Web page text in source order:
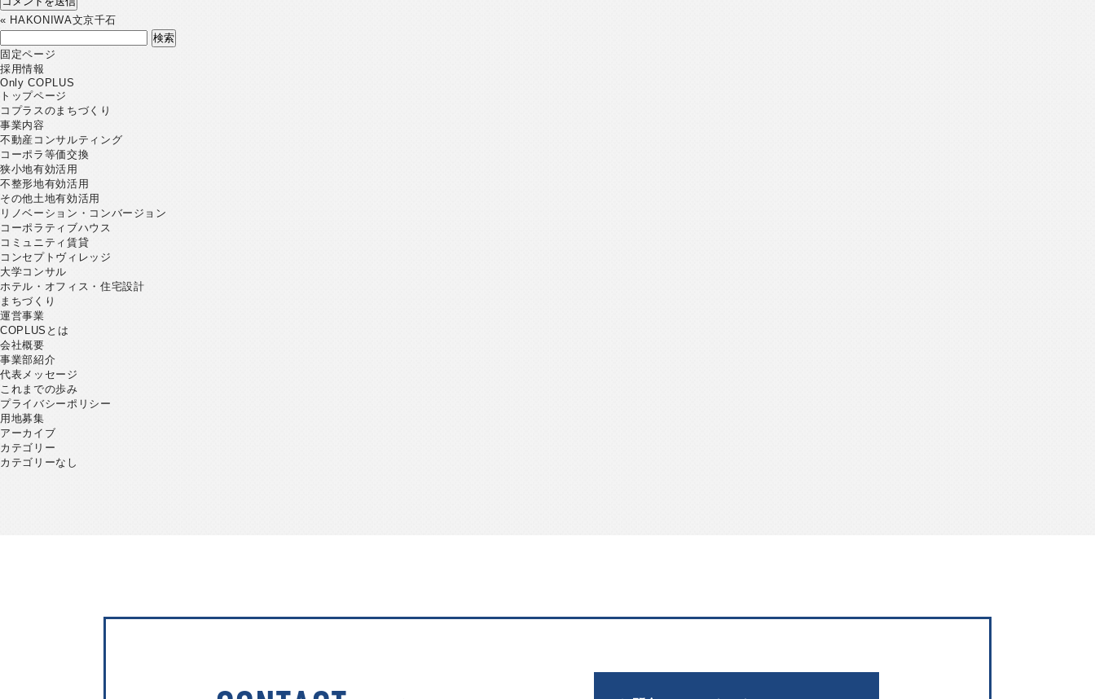
« HAKONIWA文京千石
索:
固定ページ
採用情報
Only COPLUS
トップページ
コプラスのまちづくり
事業内容
不動産コンサルティング
コーポラ等価交換
狭小地有効活用
不整形地有効活用
その他土地有効活用
リノベーション・コンバージョン
コーポラティブハウス
コミュニティ賃貸
コンセプトヴィレッジ
大学コンサル
ホテル・オフィス・住宅設計
まちづくり
運営事業
COPLUSとは
会社概要
事業部紹介
代表メッセージ
これまでの歩み
プライバシーポリシー
用地募集
アーカイブ
カテゴリー
カテゴリーなし